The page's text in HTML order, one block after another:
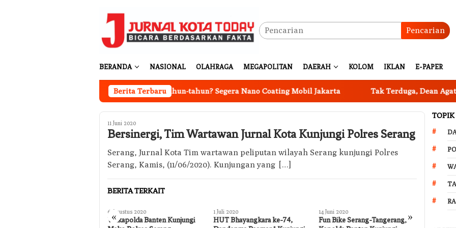
Pencarian
BERANDA NASIONAL OLAHRAGA MEGAPOLITAN DAERAH KOLOM IKLAN E-PAPER
Berita Terbaru
Ingin Cat Mobil Awet Bertahun-tahun? Segera Nano Coating Mobil Jakarta Tak Terduga, Dean Agatha
11 Juni 2020
Bersinergi, Tim Wartawan Jurnal Kota Kunjungi Polres Serang
Serang, Jurnal Kota Tim wartawan peliputan wilayah Serang kunjungi Polres
Serang, Kamis, (11/06/2020). Kunjungan yang […]
BERITA TERKAIT
« »
6 Agustus 2020
Wakapolda Banten Kunjungi
1 Juli 2020
HUT Bhayangkara ke-74,
14 Juni 2020
Fun Bike Serang-Tangerang,
14 Juni 2020
TOPIK